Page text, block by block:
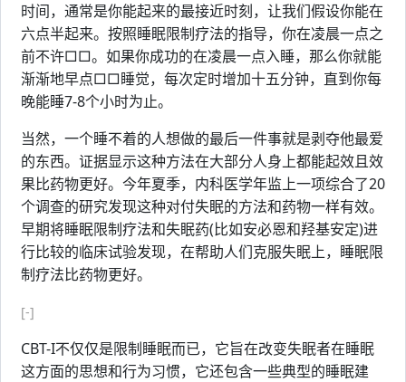
时间，通常是你能起来的最接近时刻，让我们假设你能在
六点半起来。按照睡眠限制疗法的指导，你在凌晨一点之
前不许□□。如果你成功的在凌晨一点入睡，那么你就能
渐渐地早点□□睡觉，每次定时增加十五分钟，直到你每
晚能睡7-8个小时为止。
当然，一个睡不着的人想做的最后一件事就是剥夺他最爱
的东西。证据显示这种方法在大部分人身上都能起效且效
果比药物更好。今年夏季，内科医学年监上一项综合了20
个调查的研究发现这种对付失眠的方法和药物一样有效。
早期将睡眠限制疗法和失眠药(比如安必恩和羟基安定)进
行比较的临床试验发现，在帮助人们克服失眠上，睡眠限
制疗法比药物更好。
[-]
CBT-I不仅仅是限制睡眠而已，它旨在改变失眠者在睡眠
这方面的思想和行为习惯，它还包含一些典型的睡眠建